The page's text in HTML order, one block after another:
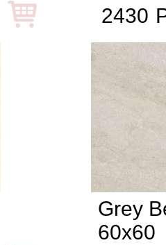
2430
Grey
60x60